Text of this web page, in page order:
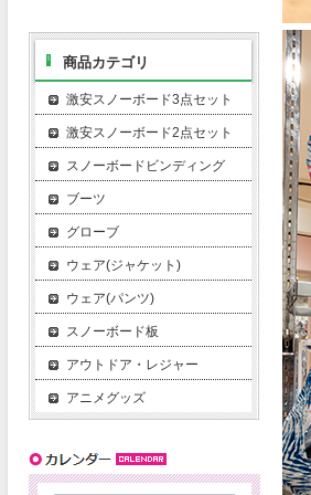
商品カテゴリ
激安スノーボード3点セット
激安スノーボード2点セット
スノーボードビンディング
ブーツ
グローブ
ウェア(ジャケット)
ウェア(パンツ)
スノーボード板
アウトドア・レジャー
アニメグッズ